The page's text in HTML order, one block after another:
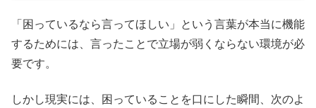
「困っているなら言ってほしい」という言葉が本当に機能
するためには、言ったことで立場が弱くならない環境が必
要です。
しかし現実には、困っていることを口にした瞬間、次のよ